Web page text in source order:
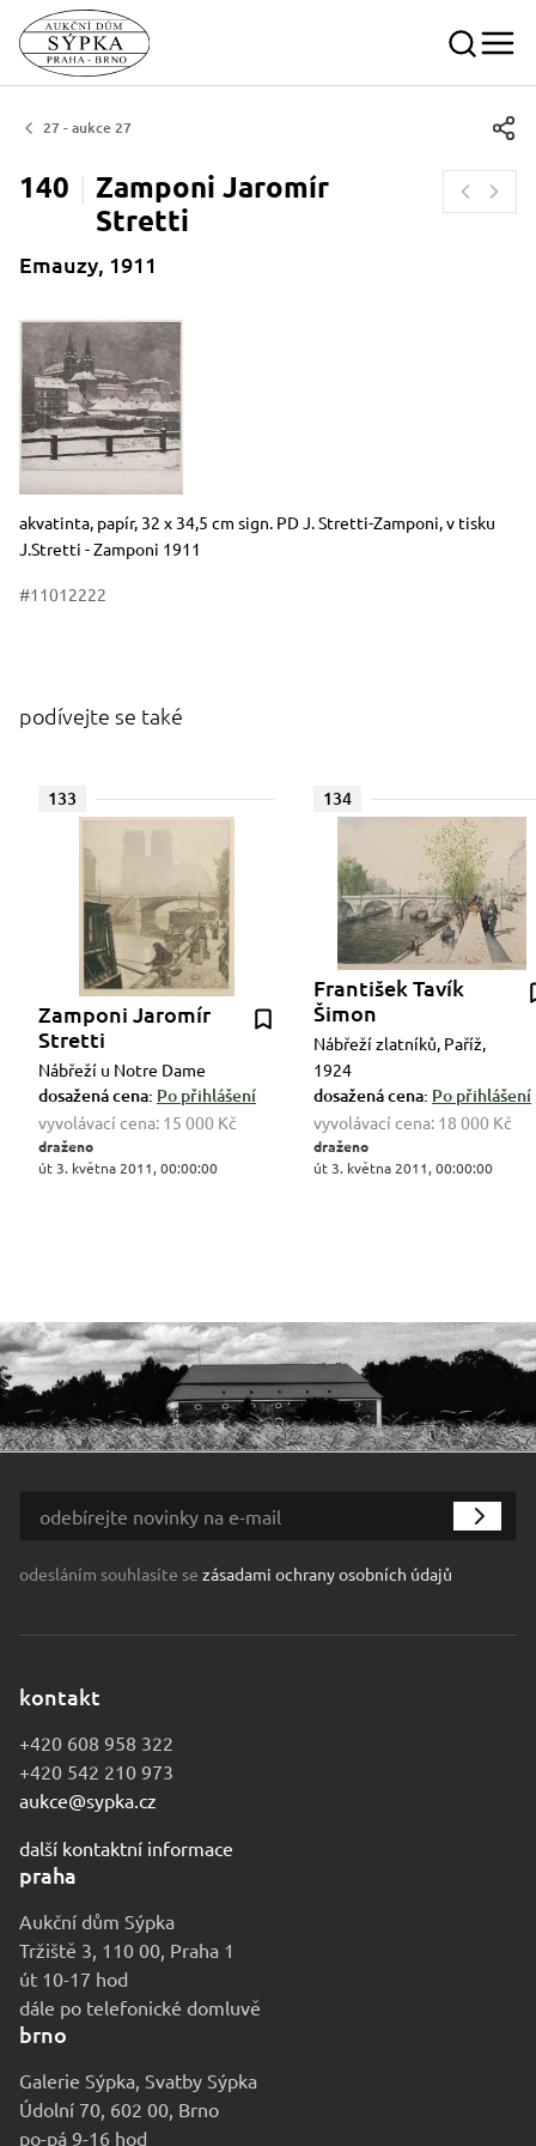
27 - aukce 27
140
Zamponi Jaromír
Stretti
Emauzy, 1911
Rozměry
Stručný popis předmětu
akvatinta, papír, 32 x 34,5 cm sign. PD J. Stretti-Zamponi, v tisku
J.Stretti - Zamponi 1911
#11012222
podívejte se také
133
Zamponi Jaromír
Stretti
Nábřeží u Notre Dame
dosažená cena: Po přihlášení
vyvolávací cena: 15 000 Kč
draženo
út 3. května 2011, 00:00:00
134
František Tavík
Šimon
Nábřeží zlatníků, Paříž,
1924
dosažená cena: Po přihlášení
vyvolávací cena: 18 000 Kč
draženo
út 3. května 2011, 00:00:00
odesláním souhlasíte se zásadami ochrany osobních údajů
kontakt
+420 608 958 322
+420 542 210 973
aukce@sypka.cz
další kontaktní informace
praha
Aukční dům Sýpka
Tržiště 3, 110 00, Praha 1
út 10-17 hod
dále po telefonické domluvě
brno
Galerie Sýpka, Svatby Sýpka
Údolní 70, 602 00, Brno
po-pá 9-16 hod